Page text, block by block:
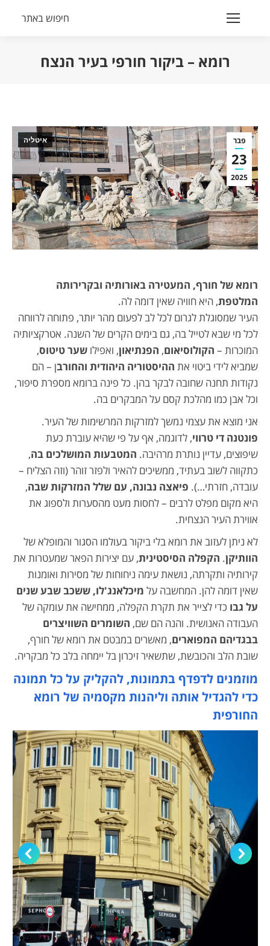
Search:
חיפוש באתר
רומא – ביקור חורפי בעיר הנצח
פבר
23
2025
איטליה
רומא של חורף, המעטירה באורותיה ובקרירותה
המלטפת, היא חוויה שאין דומה לה.
העיר שמסוגלת לגרום לכל לב לפעום מהר יותר, פתוחה לרווחה
לכל מי שבא לטייל בה, גם בימים הקרים של השנה. אטרקציותיה
המוכרות – הקולוסיאום, הפנתיאון, ואפילו שער טיטוס,
שמביא לידי ביטוי את ההיסטוריה היהודית והחורבן – הם
נקודות תחנה שחובה לבקר בהן. כל פינה ברומא מספרת סיפור,
וכל אבן כמו מהלכת קסם על המבקרים בה.
אני מוצא את עצמי נמשך למזרקות המרשימות של העיר.
פונטנה די טרווי, לדוגמה, אף על פי שהיא עוברת כעת
שיפוצים, עדיין נותרת מרהיבה. המטבעות המושלכים בה,
כתקווה לשוב בעתיד, ממשיכים להאיר ולפזר זוהר (וזה הצליח –
עובדה, חזרתי…). פיאצה נבונה, עם שלל המזרקות שבה,
היא מקום מפלט לרבים – לחסות מעט מהסערות ולספוג את
אווירת העיר הנצחית.
לא ניתן לעזוב את רומא בלי ביקור בעולמו הסגור והמופלא של
הוותיקן. הקפלה הסיסטינית, עם יצירות הפאר שמעטרות את
קירותיה ותקרתה, נושאת עימה ניחוחות של מסירות ואומנות
שאין דומה להן. המחשבה על מיכלאנג'לו, ששכב שבע שנים
על גבו כדי לצייר את תקרת הקפלה, ממחישה את עומקה של
העבודה האנושית. והנה הם שם, השומרים השוויצרים
בבגדיהם המפוארים, מאשרים במבטם את רומא של חורף,
שובת הלב והכובשת, שתשאיר זיכרון בל יימחה בלב כל מבקריה.
מוזמנים לדפדף בתמונות, להקליק על כל תמונה
כדי להגדיל אותה וליהנות מקסמיה של רומא
החורפית